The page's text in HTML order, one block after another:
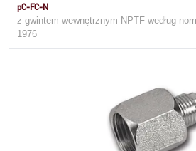
pC-FC-N
z gwintem wewnętrznym NPTF według
1976